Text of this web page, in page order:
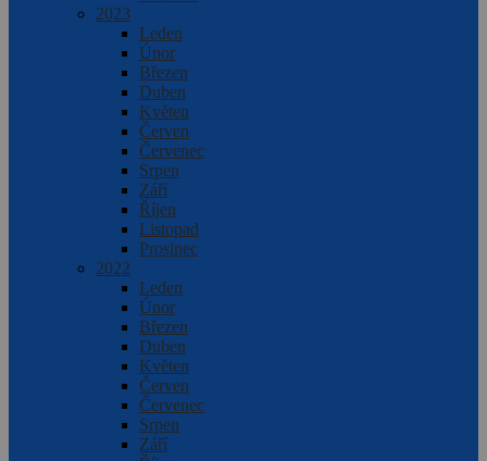
2023
Leden
Únor
Březen
Duben
Květen
Červen
Červenec
Srpen
Září
Říjen
Listopad
Prosinec
2022
Leden
Únor
Březen
Duben
Květen
Červen
Červenec
Srpen
Září